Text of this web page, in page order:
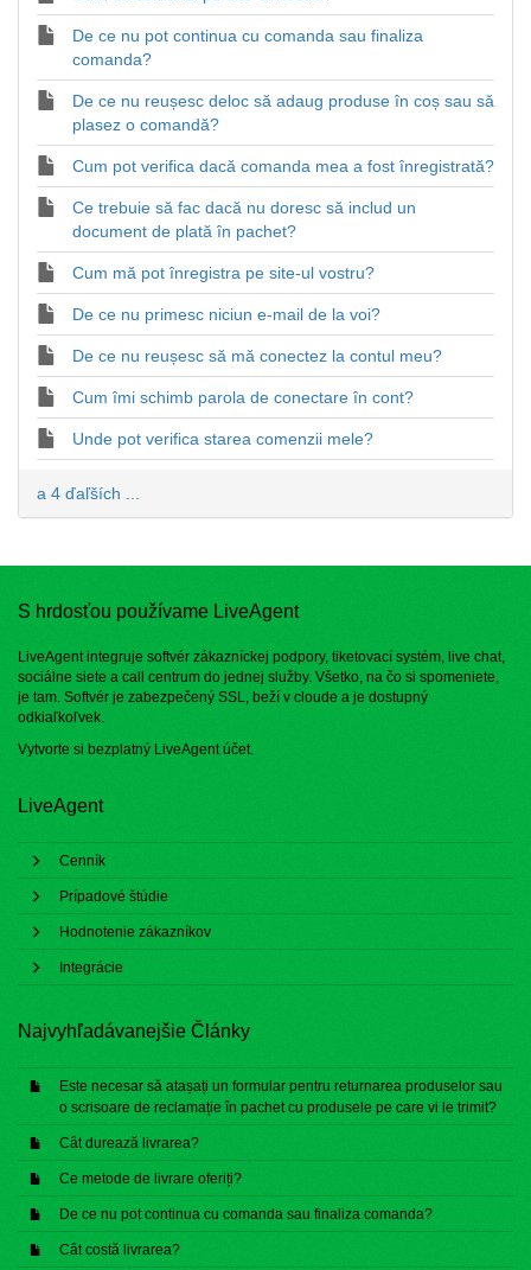
De ce nu pot continua cu comanda sau finaliza
comanda?
De ce nu reușesc deloc să adaug produse în coș sau să
plasez o comandă?
Cum pot verifica dacă comanda mea a fost înregistrată?
Ce trebuie să fac dacă nu doresc să includ un
document de plată în pachet?
Cum mă pot înregistra pe site-ul vostru?
De ce nu primesc niciun e-mail de la voi?
De ce nu reușesc să mă conectez la contul meu?
Cum îmi schimb parola de conectare în cont?
Unde pot verifica starea comenzii mele?
a 4 ďaľších ...
S hrdosťou používame LiveAgent
LiveAgent integruje softvér zákazníckej podpory, tiketovací systém, live chat,
sociálne siete a call centrum do jednej služby. Všetko, na čo si spomeniete,
je tam. Softvér je zabezpečený SSL, beží v cloude a je dostupný
odkiaľkoľvek.
Vytvorte si bezplatný LiveAgent účet.
LiveAgent
Cenník
Prípadové štúdie
Hodnotenie zákazníkov
Integrácie
Najvyhľadávanejšie Články
Este necesar să atașați un formular pentru returnarea produselor sau
o scrisoare de reclamație în pachet cu produsele pe care vi le trimit?
Cât durează livrarea?
Ce metode de livrare oferiți?
De ce nu pot continua cu comanda sau finaliza comanda?
Cât costă livrarea?